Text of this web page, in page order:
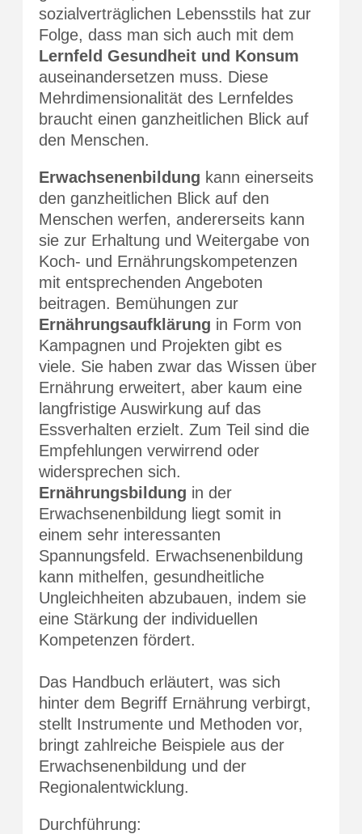
sozialverträglichen Lebensstils hat zur
Folge, dass man sich auch mit dem
Lernfeld Gesundheit und Konsum
auseinandersetzen muss. Diese
Mehrdimensionalität des Lernfeldes
braucht einen ganzheitlichen Blick auf
den Menschen.
Erwachsenenbildung kann einerseits
den ganzheitlichen Blick auf den
Menschen werfen, andererseits kann
sie zur Erhaltung und Weitergabe von
Koch- und Ernährungskompetenzen
mit entsprechenden Angeboten
beitragen. Bemühungen zur
Ernährungsaufklärung in Form von
Kampagnen und Projekten gibt es
viele. Sie haben zwar das Wissen über
Ernährung erweitert, aber kaum eine
langfristige Auswirkung auf das
Essverhalten erzielt. Zum Teil sind die
Empfehlungen verwirrend oder
widersprechen sich.
Ernährungsbildung in der
Erwachsenenbildung liegt somit in
einem sehr interessanten
Spannungsfeld. Erwachsenenbildung
kann mithelfen, gesundheitliche
Ungleichheiten abzubauen, indem sie
eine Stärkung der individuellen
Kompetenzen fördert.
Das Handbuch erläutert, was sich
hinter dem Begriff Ernährung verbirgt,
stellt Instrumente und Methoden vor,
bringt zahlreiche Beispiele aus der
Erwachsenenbildung und der
Regionalentwicklung.
Durchführung: